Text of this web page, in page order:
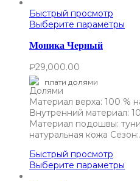
Быстрый просмотр
Выберите параметры
Моника Черный
₽29,000.00
плати долями
Материал верха: 100 %
Внутренний материал:
Материал подошвы:
натуральная кожа
Быстрый просмотр
Выберите параметры